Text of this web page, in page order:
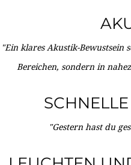
"Ein klares Akustik-Bewustsein
Bereichen, sondern in
"Gestern hast du